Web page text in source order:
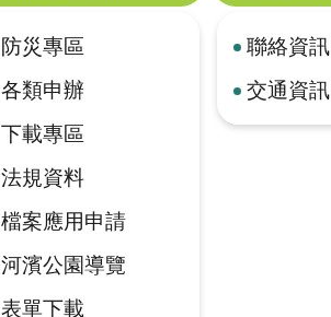
防災專區
各類申辦
下載專區
法規資料
檔案應用申請
河濱公園導覽
表單下載
聯絡資訊
交通資訊